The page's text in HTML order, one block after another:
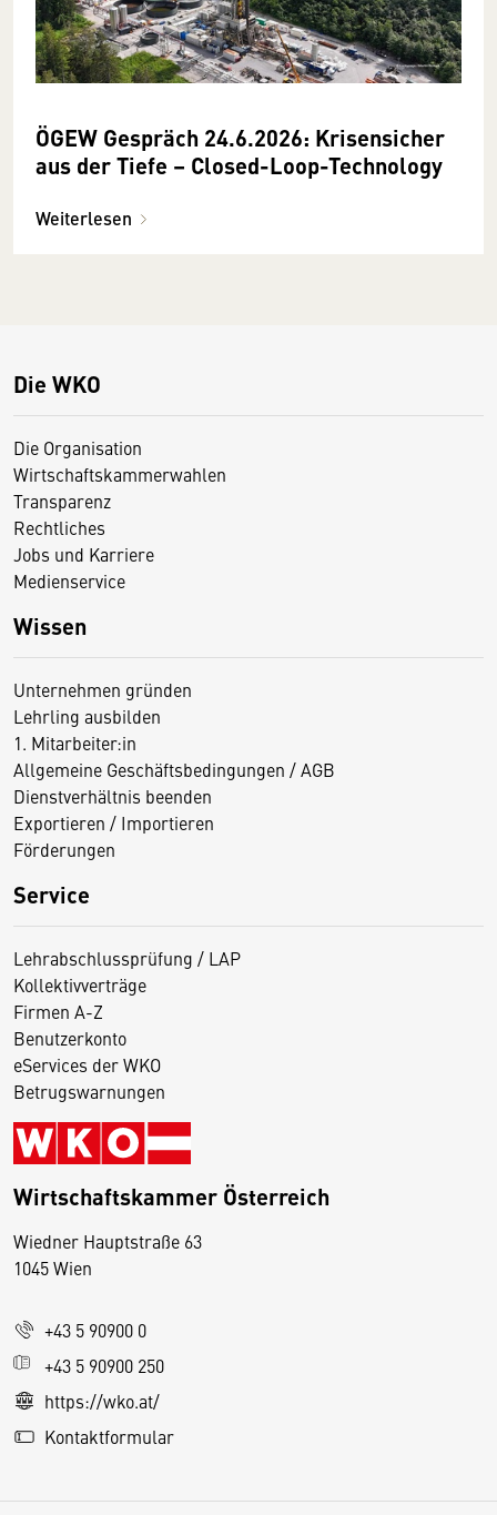
ÖGEW Gespräch 24.6.2026: Krisensicher
aus der Tiefe – Closed-Loop-Technology
Weiterlesen
Die WKO
Die Organisation
Wirtschaftskammerwahlen
Transparenz
Rechtliches
Jobs und Karriere
Medienservice
Wissen
Unternehmen gründen
Lehrling ausbilden
1. Mitarbeiter:in
Allgemeine Geschäftsbedingungen / AGB
Dienstverhältnis beenden
Exportieren / Importieren
Förderungen
Service
Lehrabschlussprüfung / LAP
Kollektivverträge
Firmen A-Z
Benutzerkonto
eServices der WKO
Betrugswarnungen
Wirtschaftskammer Österreich
Wiedner Hauptstraße 63
1045 Wien
+43 5 90900 0
+43 5 90900 250
https://wko.at/
Kontaktformular
D
s
e
S
e